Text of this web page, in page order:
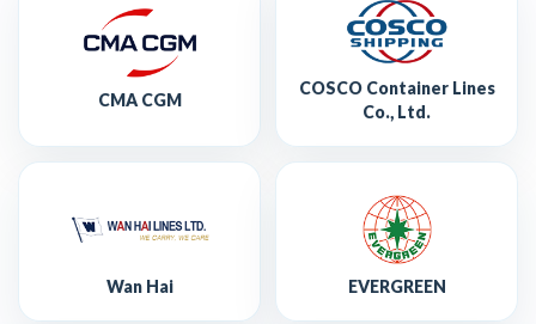
CMA CGM
COSCO Container Lines
Co., Ltd.
Wan Hai EVERGREEN